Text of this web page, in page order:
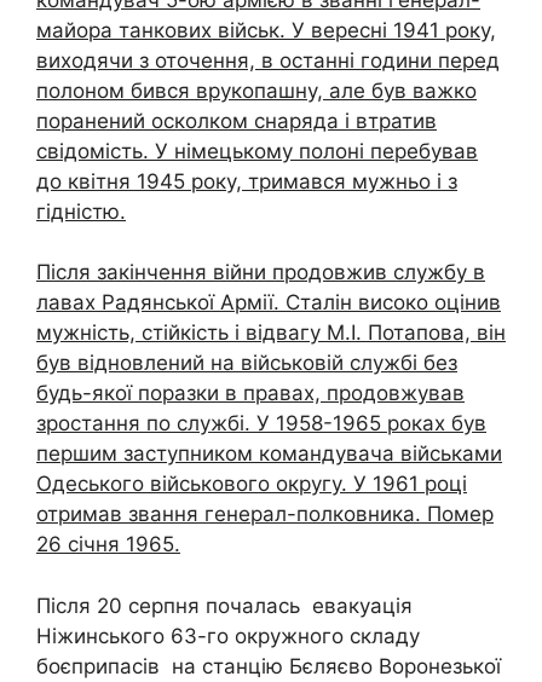
майора танкових військ. У вересні 1941 року,
виходячи з оточення, в останні години перед
полоном бився врукопашну, але був важко
поранений осколком снаряда і втратив
свідомість. У німецькому полоні перебував
до квітня 1945 року, тримався мужньо і з
гідністю.
Після закінчення війни продовжив службу в
лавах Радянської Армії. Сталін високо оцінив
мужність, стійкість і відвагу М.І. Потапова, він
був відновлений на військовій службі без
будь-якої поразки в правах, продовжував
зростання по службі. У 1958-1965 роках був
першим заступником командувача військами
Одеського військового округу. У 1961 році
отримав звання генерал-полковника. Помер
26 січня 1965.
Після 20 серпня почалась евакуація
Ніжинського 63-го окружного складу
боєприпасів на станцію Бєляєво Воронезької